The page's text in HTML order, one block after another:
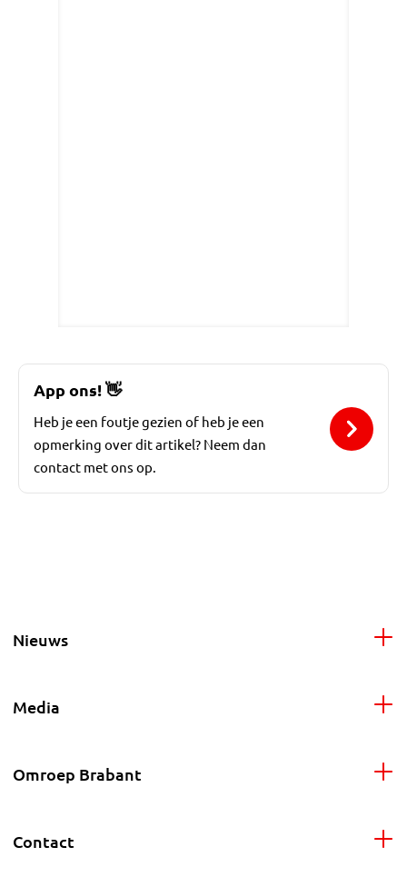
App ons!👋
Heb je een foutje gezien of heb je een
opmerking over dit artikel? Neem dan
contact met ons op.
Nieuws
Media
Omroep Brabant
Contact